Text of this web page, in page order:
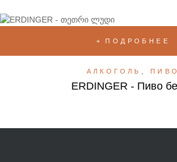
ПОДРОБНЕЕ
АЛКОГОЛЬ ПИВО
ERDINGER - Пиво